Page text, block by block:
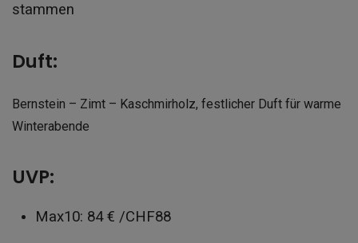
stammen
Duft:
Bernstein – Zimt – Kaschmirholz, festlicher Duft für warme
Winterabende
UVP:
Max10: 84 € /CHF88